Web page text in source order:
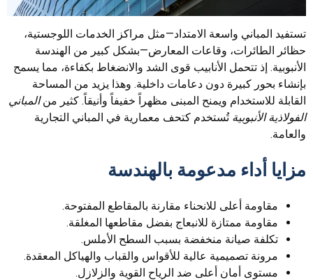
تستفيد المباني واسعة الامتداد—مثل مراكز الخدمات اللوجستية،
حظائر الطائرات، وقاعات المعارض—بشكل كبير من الهندسة
الأنبوبية. إذ تتحمل الأنابيب قوى الشد والانضغاط بكفاءة، مما يسمح
بإنشاء بحور كبيرة دون دعامات داخلية. وهذا يزيد من المساحة
القابلة للاستخدام ويمنح المبنى مظهراً خفيفاً وأنيقاً. كثير منالمباني
الفولاذية الأنبوبية تُستخدم كتحف معمارية في المباني التجارية
والعامة.
مزايا أداء مدعومة بالهندسة
مقاومة أعلى للانحناء مقارنة بالمقاطع المفتوحة.
مقاومة ممتازة للانبعاج بفضل مقاطعها المغلقة.
تكلفة صيانة منخفضة بسبب السطح الأملس.
مرونة تصميمية عالية للأقواس والقباب والهياكل المعقدة.
مستوى أمان أعلى ضد الرياح القوية والزلازل.